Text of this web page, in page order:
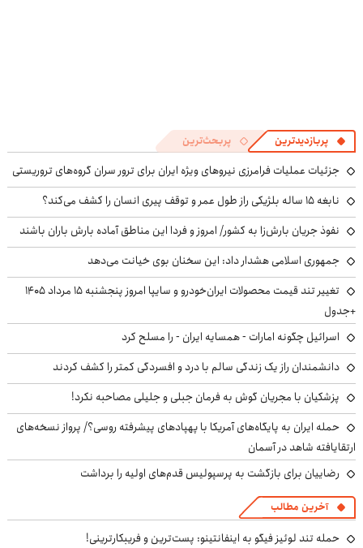
پربازدیدترین پربحث‌ترین
جزئیات عملیات فرامرزی نیروهای ویژه ایران برای ترور سران گروه‌های تروریستی
نابغه ۱۵ ساله بلژیکی راز طول عمر و توقف پیری انسان را کشف می‌کند؟
نفوذ جریان بارش‌زا به کشور/ امروز و فردا این مناطق آماده بارش باران باشند
جمهوری اسلامی هشدار داد: این سخنان بوی خیانت می‌دهد
تغییر تند قیمت محصولات ایران‌خودرو و سایپا امروز پنجشنبه ۱۵ مرداد ۱۴۰۵
+جدول
اسرائیل چگونه امارات - همسایه ایران - را مسلح کرد
دانشمندان راز یک زندگی سالم با درد و افسردگی کمتر را کشف کردند
پزشکیان با مجریان گوش به فرمان جبلی و جلیلی مصاحبه نکرد!
حمله ایران به پایگاه‌های آمریکا با پهپادهای پیشرفته روسی؟/ پرواز نسخه‌های
ارتقایافته شاهد در آسمان
رضاییان برای بازگشت به پرسپولیس قدم‌های اولیه را برداشت
آخرین مطالب
حمله تند لوئیز فیگو به اینفانتینو: پست‌ترین و فریبکارترینی!